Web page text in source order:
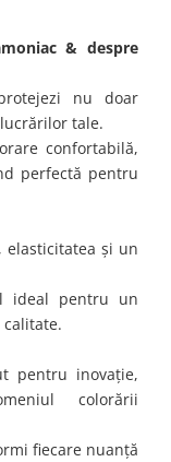
& despre
nu doar
tale.
confortabilă,
perfectă pentru
și un
ideal pentru un
pentru inovație,
colorării
fiecare nuanță